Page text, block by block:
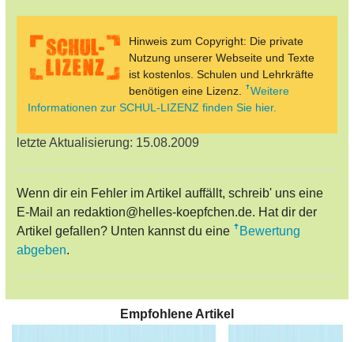
Hinweis zum Copyright: Die private
Nutzung unserer Webseite und Texte
ist kostenlos. Schulen und Lehrkräfte
benötigen eine Lizenz.
Weitere
Informationen zur SCHUL-LIZENZ finden Sie hier.
letzte Aktualisierung: 15.08.2009
Wenn dir ein Fehler im Artikel auffällt, schreib' uns eine
E-Mail an redaktion@helles-koepfchen.de. Hat dir der
Artikel gefallen? Unten kannst du eine
Bewertung
abgeben.
Empfohlene Artikel